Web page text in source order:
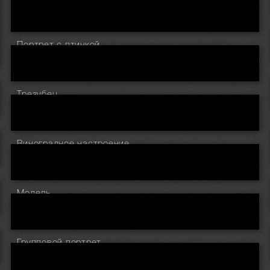
Портрет с птичкой
Трезубец
Виноградное настроение
Модель
Групповой портрет